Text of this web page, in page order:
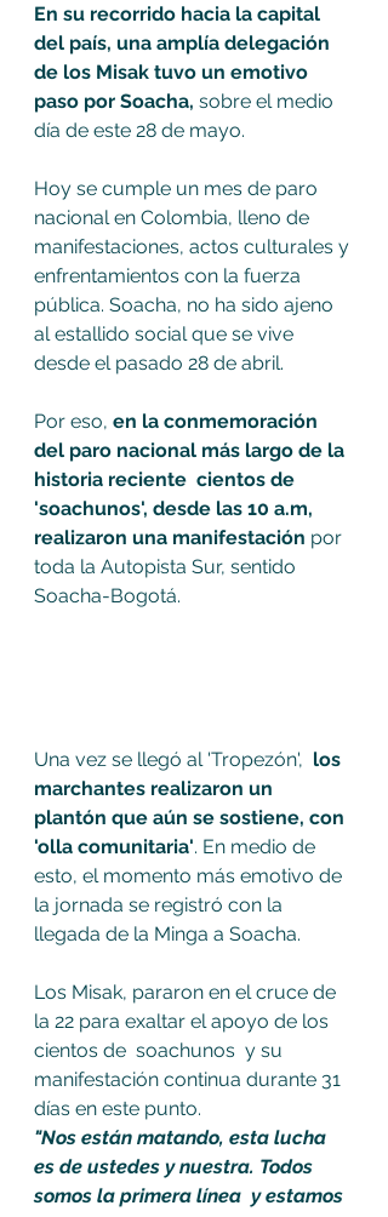
En su recorrido hacia la capital
del país, una amplía delegación
de los Misak tuvo un emotivo
paso por Soacha, sobre el medio
día de este 28 de mayo.
Hoy se cumple un mes de paro
nacional en Colombia, lleno de
manifestaciones, actos culturales y
enfrentamientos con la fuerza
pública. Soacha, no ha sido ajeno
al estallido social que se vive
desde el pasado 28 de abril.
Por eso, en la conmemoración
del paro nacional más largo de la
historia reciente  cientos de
'soachunos', desde las 10 a.m,
realizaron una manifestación por
toda la Autopista Sur, sentido
Soacha-Bogotá.
Una vez se llegó al 'Tropezón', los
marchantes realizaron un
plantón que aún se sostiene, con
'olla comunitaria'. En medio de
esto, el momento más emotivo de
la jornada se registró con la
llegada de la Minga a Soacha.
Los Misak, pararon en el cruce de
la 22 para exaltar el apoyo de los
cientos de  soachunos  y su
manifestación continua durante 31
días en este punto.
"Nos están matando, esta lucha
es de ustedes y nuestra. Todos
somos la primera línea  y estamos